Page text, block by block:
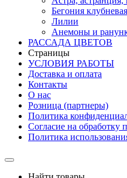
Бегония клубневая
Лилии
Анемоны и
РАССАДА ЦВЕТОВ
Страницы
УСЛОВИЯ РАБОТЫ
Доставка и оплата
Контакты
О наc
Розница (партнеры)
Политика
Согласие на обработку
Политика